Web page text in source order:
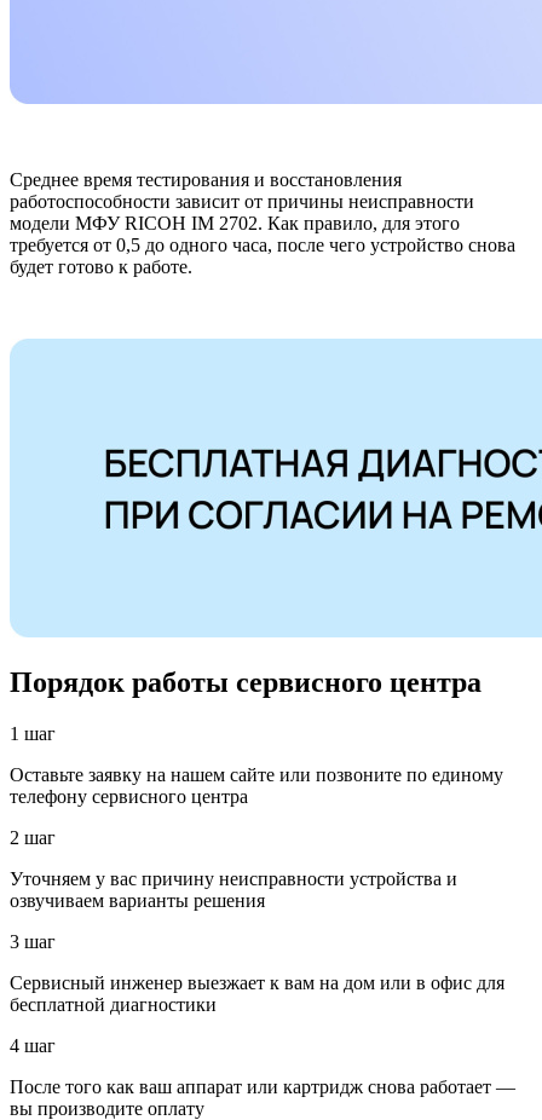
Среднее время тестирования и восстановления
работоспособности зависит от причины неисправности
модели МФУ RICOH IM 2702. Как правило, для этого
требуется от 0,5 до одного часа, после чего устройство снова
будет готово к работе.
Порядок работы сервисного центра
1 шаг
Оставьте заявку на нашем сайте или позвоните по единому
телефону сервисного центра
2 шаг
Уточняем у вас причину неисправности устройства и
озвучиваем варианты решения
3 шаг
Сервисный инженер выезжает к вам на дом или в офис для
бесплатной диагностики
4 шаг
После того как ваш аппарат или картридж снова работает —
вы производите оплату